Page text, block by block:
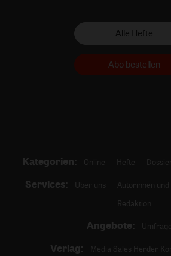
Alle Hefte
Abo bestellen
Kategorien: Online Hefte Dossiers
Services: Über uns Autorinnen
Redaktion
Angebote:
Verlag:
Media Sales Herder